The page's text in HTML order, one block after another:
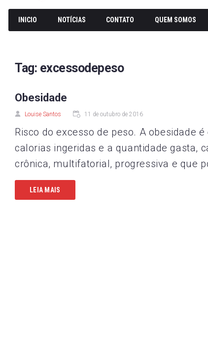
INICIO NOTÍCIAS CONTATO QUEM SOMOS
Tag: excessodepeso
Obesidade
Louise Santos 11 de outubro de 2016
Risco do excesso de peso. A obesidade
calorias ingeridas e a quantidade gasta,
crônica, multifatorial, progressiva e que
LEIA MAIS